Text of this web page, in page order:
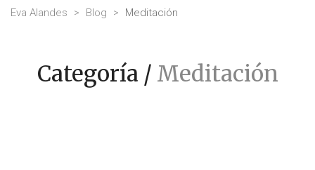
Eva Alandes > Blog > Meditación
Categoría / Meditación